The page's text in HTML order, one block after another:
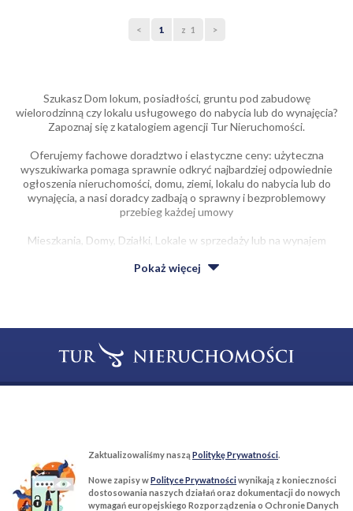
< 1 z 1 >
Szukasz Dom lokum, posiadłości, gruntu pod zabudowę
wielorodzinną czy lokalu usługowego do nabycia lub do wynajęcia?
Zapoznaj się z katalogiem agencji Tur Nieruchomości.
Oferujemy fachowe doradztwo i elastyczne ceny: użyteczna
wyszukiwarka pomaga sprawnie odkryć najbardziej odpowiednie
ogłoszenia nieruchomości, domu, ziemi, lokalu do nabycia lub do
wynajęcia, a nasi doradcy zadbają o sprawny i bezproblemowy
przebieg każdej umowy
Mieszkania, Domy, Działki, Lokale w sprzedaży lub na wynajem
Niezależnie od tego, czy zależy ci na sporym, czy raczej niedużym
Z usług biura korzysta coraz więcej firm dysponujących lokalami
mieszkalnymi, budynkami mieszkalnymi na sprzedaż, lub na wynajem
w różnych częściach Warszawy. Nieruchomości do sprzedania lub na
wynajem o różnym metrażu i usytuowaniu czekają na klientów:
prześledź oferty nieruchomości oraz skontaktuj się z biurem Tur
Pokaż więcej
03−134 Warszawa, ul. Książkowa 10/4u
ROZWIŃ
Zaktualizowaliśmy naszą Politykę Prywatności.
Nowe zapisy wPolityce Prywatnościwynikają z konieczności
dostosowania naszych działań oraz dokumentacji do nowych
wymagań europejskiego Rozporządzenia o Ochronie Danych